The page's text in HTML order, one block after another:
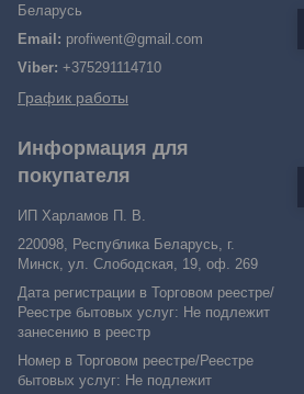
Беларусь
profiwent@gmail.com
+375291114710
График работы
Информация для
покупателя
ИП Харламов П. В.
220098, Республика Беларусь, г.
Минск, ул. Слободская, 19, оф. 269
Дата регистрации в Торговом реестре/
Реестре бытовых услуг: Не подлежит
занесению в реестр
Номер в Торговом реестре/Реестре
бытовых услуг: Не подлежит